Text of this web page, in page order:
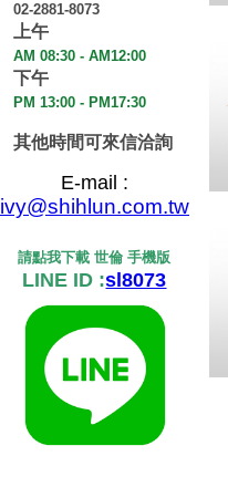
02-2881-8073
上午
AM 08:30 - AM12:00
下午
PM 13:00 - PM17:30
其他時間可來信洽詢
E-mail :
ivy@shihlun.com.tw
請點我下載 世倫 手機版
LINE ID :sl8073